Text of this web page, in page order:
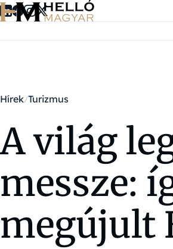
Ugrás a tartalomra
Hírek Turizmus
A világ
messze:
megújult